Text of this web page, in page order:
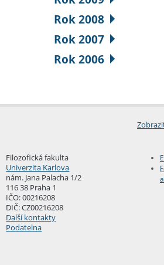
Rok 2008
Rok 2007
Rok 2006
Filozofická fakulta
Univerzita Karlova
nám. Jana Palacha 1/2
116 38 Praha 1
IČO: 00216208
DIČ: CZ00216208
Další kontakty
Podatelna